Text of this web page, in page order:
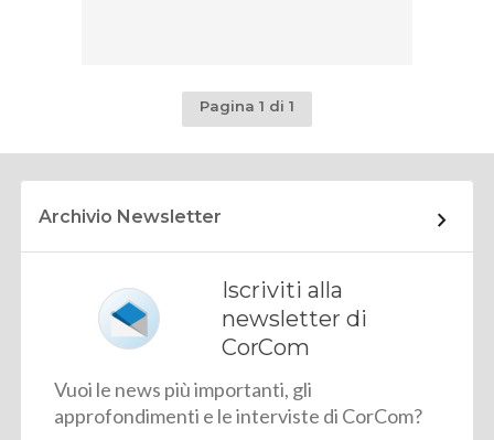
Pagina 1 di 1
Archivio Newsletter
Iscriviti alla
newsletter di
CorCom
Vuoi le news più importanti, gli
approfondimenti e le interviste di CorCom?